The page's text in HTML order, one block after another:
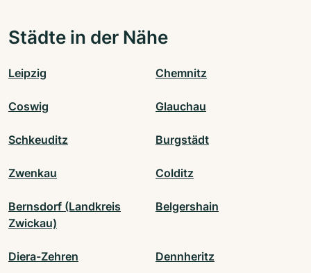
Städte in der Nähe
Leipzig Chemnitz
Coswig Glauchau
Schkeuditz Burgstädt
Zwenkau Colditz
Bernsdorf (Landkreis
Zwickau)
Belgershain
Diera-Zehren Dennheritz